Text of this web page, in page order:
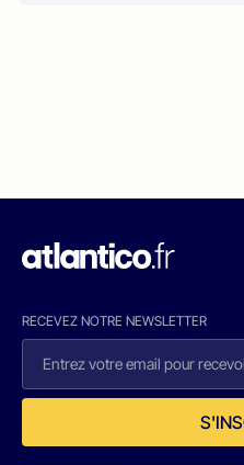
RECEVEZ NOTRE NEWSLETTER